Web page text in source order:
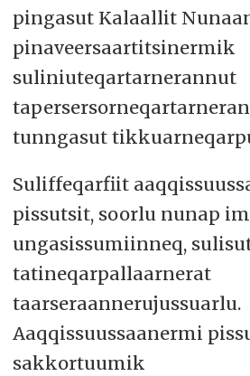
pingasut Kalaallit
pinaveersaartitsinermik
suliniuteqartarnerannut
tunngasut
Suliffeqarfiit
pissutsit, soorlu nunap
ungasissumiinneq,
tatineqarpallaarnerat
taarseraannerujussuarlu.
Aaqqissuussaanermi
sakkortuumik